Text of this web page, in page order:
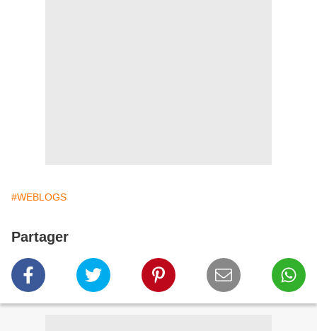
#WEBLOGS
Partager